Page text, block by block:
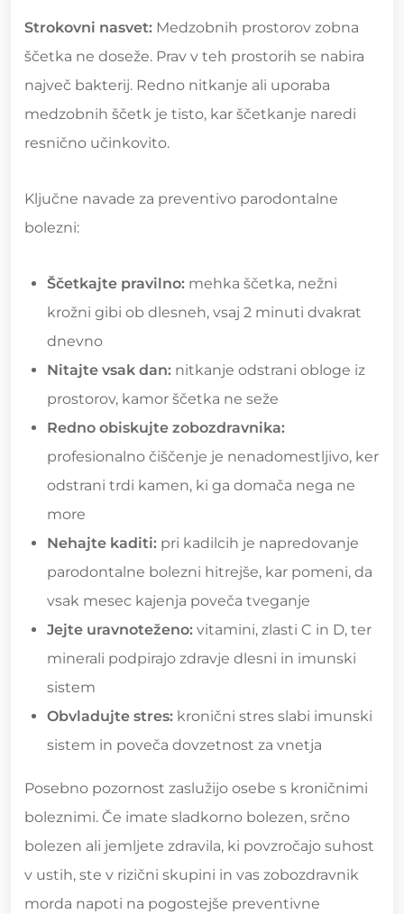
Strokovni nasvet: Medzobnih prostorov zobna
ščetka ne doseže. Prav v teh prostorih se nabira
največ bakterij. Redno nitkanje ali uporaba
medzobnih ščetk je tisto, kar ščetkanje naredi
resnično učinkovito.
Ključne navade za preventivo parodontalne
bolezni:
Ščetkajte pravilno: mehka ščetka, nežni
krožni gibi ob dlesneh, vsaj 2 minuti dvakrat
dnevno
Nitajte vsak dan: nitkanje odstrani obloge iz
prostorov, kamor ščetka ne seže
Redno obiskujte zobozdravnika:
profesionalno čiščenje je nenadomestljivo, ker
odstrani trdi kamen, ki ga domača nega ne
more
Nehajte kaditi: pri kadilcih je napredovanje
parodontalne bolezni hitrejše, kar pomeni, da
vsak mesec kajenja poveča tveganje
Jejte uravnoteženo: vitamini, zlasti C in D, ter
minerali podpirajo zdravje dlesni in imunski
sistem
Obvladujte stres: kronični stres slabi imunski
sistem in poveča dovzetnost za vnetja
Posebno pozornost zaslužijo osebe s kroničnimi
boleznimi. Če imate sladkorno bolezen, srčno
bolezen ali jemljete zdravila, ki povzročajo suhost
v ustih, ste v rizični skupini in vas zobozdravnik
morda napoti na pogostejše preventivne